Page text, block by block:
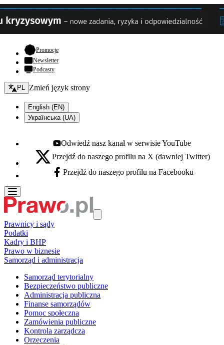
Promocje- otwiera się w nowej karcie
Newsletter
Podcasty
Zmień język - bieżący:
PL Zmień język strony
English (EN)
Українська (UA)
Youtube - otwiera się w nowej karcie
Odwiedź nasz kanał w serwisie YouTube
X - otwiera się w nowej karcie
Przejdź do naszego profilu na X (dawniej Twitter)
Facebook - otwiera się w nowej karcie
Przejdź do naszego profilu na Facebooku
Prawnicy i sądy
Podatki
Kadry i BHP
Prawo w biznesie
Samorząd i administracja
Samorząd terytorialny
Bezpieczeństwo publiczne
Administracja publiczna
Finanse samorządów
Pomoc społeczna
Zamówienia publiczne
Kontrola zarządcza
Orzeczenia